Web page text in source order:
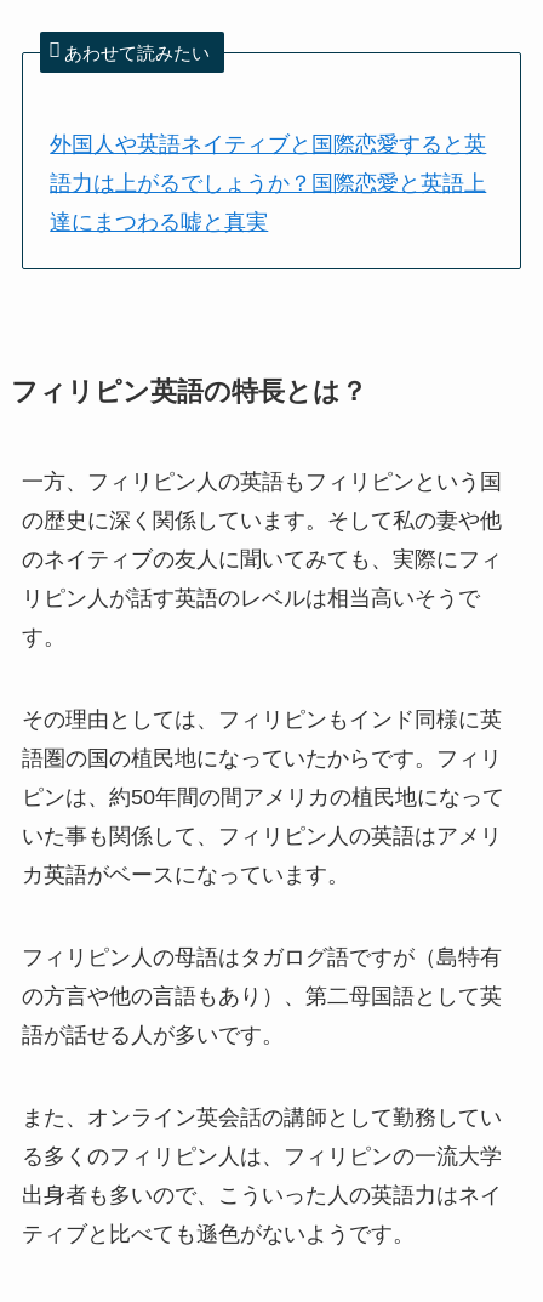
あわせて読みたい
外国人や英語ネイティブと国際恋愛すると英
語力は上がるでしょうか？国際恋愛と英語上
達にまつわる嘘と真実
フィリピン英語の特長とは？
一方、フィリピン人の英語もフィリピンという国
の歴史に深く関係しています。そして私の妻や他
のネイティブの友人に聞いてみても、実際にフィ
リピン人が話す英語のレベルは相当高いそうで
す。
その理由としては、フィリピンもインド同様に英
語圏の国の植民地になっていたからです。フィリ
ピンは、約50年間の間アメリカの植民地になって
いた事も関係して、フィリピン人の英語はアメリ
カ英語がベースになっています。
フィリピン人の母語はタガログ語ですが（島特有
の方言や他の言語もあり）、第二母国語として英
語が話せる人が多いです。
また、オンライン英会話の講師として勤務してい
る多くのフィリピン人は、フィリピンの一流大学
出身者も多いので、こういった人の英語力はネイ
ティブと比べても遜色がないようです。